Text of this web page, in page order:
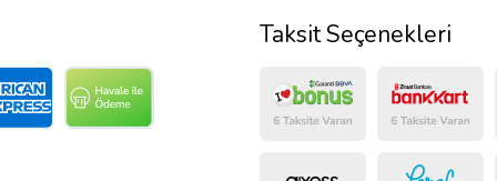
Taksit Seçenekleri